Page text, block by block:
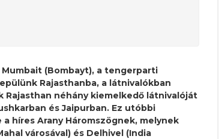
(Bombayt), a tengerparti
Rajasthanba, a látnivalókban
néhány kiemelkedő látnivalóját
és Jaipurban. Ez utóbbi
híres Arany Háromszögnek, melynek
városával) és Delhivel (India